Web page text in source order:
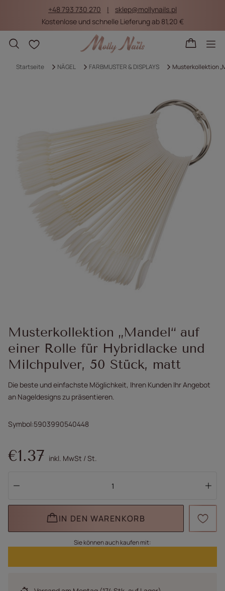
+48 793 730 270
sklep@mollynails.pl
Kostenlose und schnelle Lieferung ab 81,20 €
Einkaufslisten
Startseite NÄGEL FARBMUSTER & DISPLAYS Musterkollektion
Musterkollektion „Mandel“ auf
einer Rolle für Hybridlacke und
Milchpulver, 50 Stück, matt
Die beste und einfachste Möglichkeit, Ihren Kunden Ihr Angebot
an Nageldesigns zu präsentieren.
Symbol 5903990540448
€1.37 inkl. MwSt /St.
IN DEN WARENKORB
Sie können auch kaufen mit: